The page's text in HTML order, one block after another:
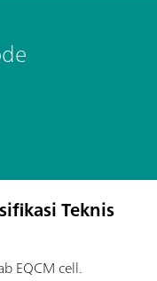
Teknis
EQCM cell.